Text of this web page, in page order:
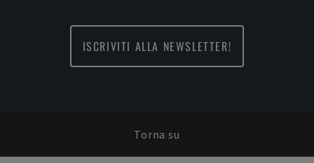
ISCRIVITI ALLA NEWSLETTER!
Torna su